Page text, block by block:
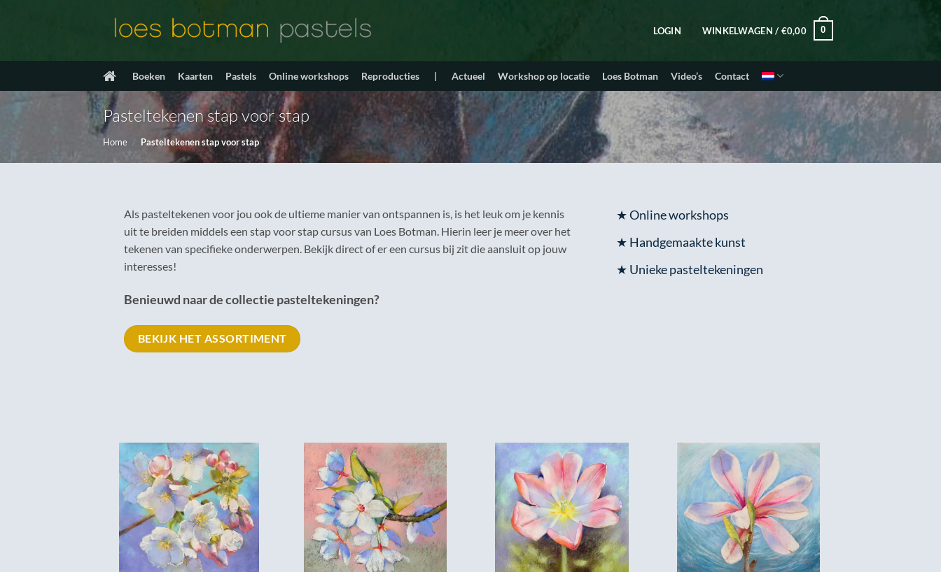
LOGIN WINKELWAGEN / €0,00 0
Boeken Kaarten Pastels Online workshops Reproducties | Actueel Workshop op locatie Loes Botman Video’s Contact
Pasteltekenen stap voor stap
Home / Pasteltekenen stap voor stap
Als pasteltekenen voor jou ook de ultieme manier van ontspannen is, is het leuk om je kennis
uit te breiden middels een stap voor stap cursus van Loes Botman. Hierin leer je meer over het
tekenen van specifieke onderwerpen. Bekijk direct of er een cursus bij zit die aansluit op jouw
interesses!
Benieuwd naar de collectie pasteltekeningen?
BEKIJK HET ASSORTIMENT
★ Online workshops
★ Handgemaakte kunst
★ Unieke pasteltekeningen